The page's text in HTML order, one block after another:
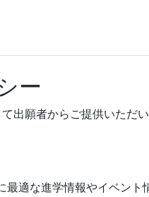
ー
出願者からご提供いただ
適な進学情報やイベン